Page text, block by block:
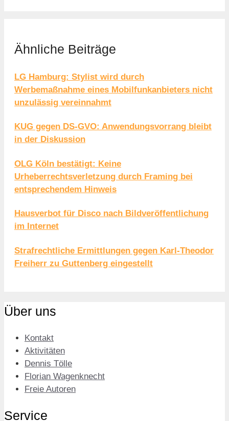
Ähnliche Beiträge
LG Hamburg: Stylist wird durch
Werbemaßnahme eines Mobilfunkanbieters nicht
unzulässig vereinnahmt
KUG gegen DS-GVO: Anwendungsvorrang bleibt
in der Diskussion
OLG Köln bestätigt: Keine
Urheberrechtsverletzung durch Framing bei
entsprechendem Hinweis
Hausverbot für Disco nach Bildveröffentlichung
im Internet
Strafrechtliche Ermittlungen gegen Karl-Theodor
Freiherr zu Guttenberg eingestellt
Über uns
Kontakt
Aktivitäten
Dennis Tölle
Florian Wagenknecht
Freie Autoren
Service